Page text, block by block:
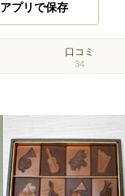
アプリで保存
口コミ
34